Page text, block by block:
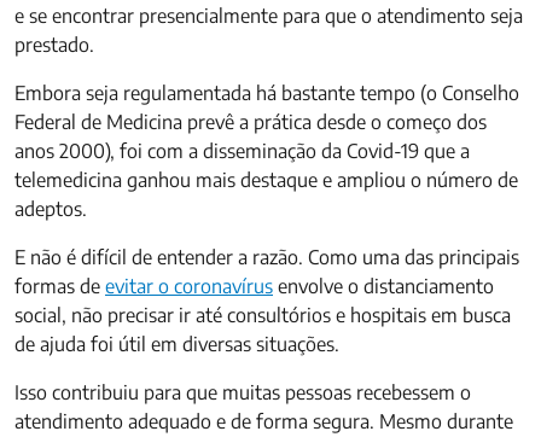
e se encontrar presencialmente para que o atendimento seja
prestado.
Embora seja regulamentada há bastante tempo (o Conselho
Federal de Medicina prevê a prática desde o começo dos
anos 2000), foi com a disseminação da Covid-19 que a
telemedicina ganhou mais destaque e ampliou o número de
adeptos.
E não é difícil de entender a razão. Como uma das principais
formas de evitar o coronavírus envolve o distanciamento
social, não precisar ir até consultórios e hospitais em busca
de ajuda foi útil em diversas situações.
Isso contribuiu para que muitas pessoas recebessem o
atendimento adequado e de forma segura. Mesmo durante